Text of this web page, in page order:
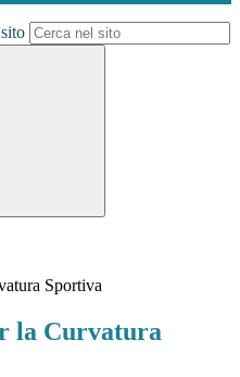
Sportiva
la Curvatura